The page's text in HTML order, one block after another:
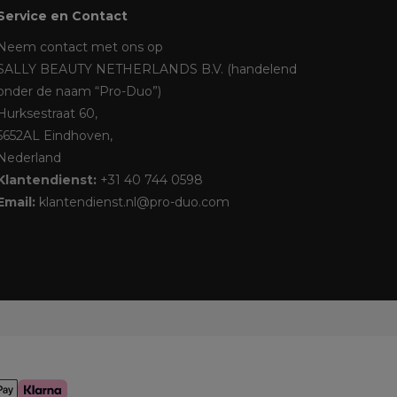
en Contact
contact met ons op
BEAUTY NETHERLANDS B.V. (handelend
de naam “Pro-Duo”)
60,
Eindhoven,
+31 40 744 0598
klantendienst.nl@pro-duo.com